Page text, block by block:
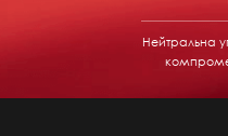
Нейтральна